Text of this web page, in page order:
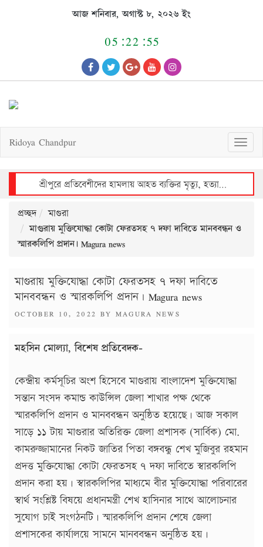
আজ শনিবার, অগাস্ট ৮, ২০২৬ ইং
05:22:56
T
o
g
g
l
a
t
Ridoya Chandpur
শ্রীপুরে প্রতিবেশীদের হামলায় আহত ব্যক্তির মৃত্যু, হত্যাকাণ্ডে জড়িত না এমন ব্যক্তিদের বাড়িতে ভাঙচুর ও লুটপাটের অভিযোগ
প্রচ্ছদ
মাগুরা
মাগুরায় মুক্তিযোদ্ধা কোটা ফেরতসহ ৭ দফা দাবিতে মানববন্ধন ও
স্মারকলিপি প্রদান। Magura news
মাগুরায় মুক্তিযোদ্ধা কোটা ফেরতসহ ৭ দফা দাবিতে
মানববন্ধন ও স্মারকলিপি প্রদান। Magura news
POSTED
OCTOBER 10, 2022 BY MAGURA NEWS
মহসিন মোল্যা, বিশেষ প্রতিবেদক-
কেন্দ্রীয় কর্মসূচির অংশ হিসেবে মাগুরায় বাংলাদেশ মুক্তিযোদ্ধা
সন্তান সংসদ কমান্ড কাউন্সিল জেলা শাখার পক্ষ থেকে
স্মারকলিপি প্রদান ও মানববন্ধন অনুষ্ঠিত হয়েছে। আজ সকাল
সাড়ে ১১ টায় মাগুরার অতিরিক্ত জেলা প্রশাসক (সার্বিক) মো.
কামরুজ্জামানের নিকট জাতির পিতা বঙ্গবন্ধু শেখ মুজিবুর রহমান
প্রদত্ত মুক্তিযোদ্ধা কোটা ফেরতসহ ৭ দফা দাবিতে স্বারকলিপি
প্রদান করা হয়। স্বারকলিপির মাধ্যমে বীর মুক্তিযোদ্ধা পরিবারের
স্বার্থ সংশ্লিষ্ট বিষয়ে প্রধানমন্ত্রী শেখ হাসিনার সাথে আলোচনার
সুযোগ চাই সংগঠনটি। স্মারকলিপি প্রদান শেষে জেলা
প্রশাসকের কার্যালয়ে সামনে মানববন্ধন অনুষ্ঠিত হয়।